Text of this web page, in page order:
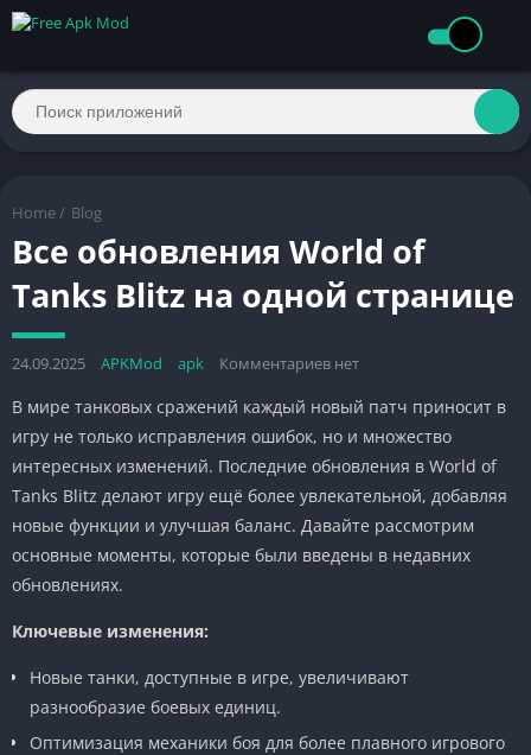
Home / Blog
Все обновления World of
Tanks Blitz на одной странице
24.09.2025 APKMod apk Комментариев нет
В мире танковых сражений каждый новый патч приносит в
игру не только исправления ошибок, но и множество
интересных изменений. Последние обновления в World of
Tanks Blitz делают игру ещё более увлекательной, добавляя
новые функции и улучшая баланс. Давайте рассмотрим
основные моменты, которые были введены в недавних
обновлениях.
Ключевые изменения:
Новые танки, доступные в игре, увеличивают
разнообразие боевых единиц.
Оптимизация механики боя для более плавного игрового